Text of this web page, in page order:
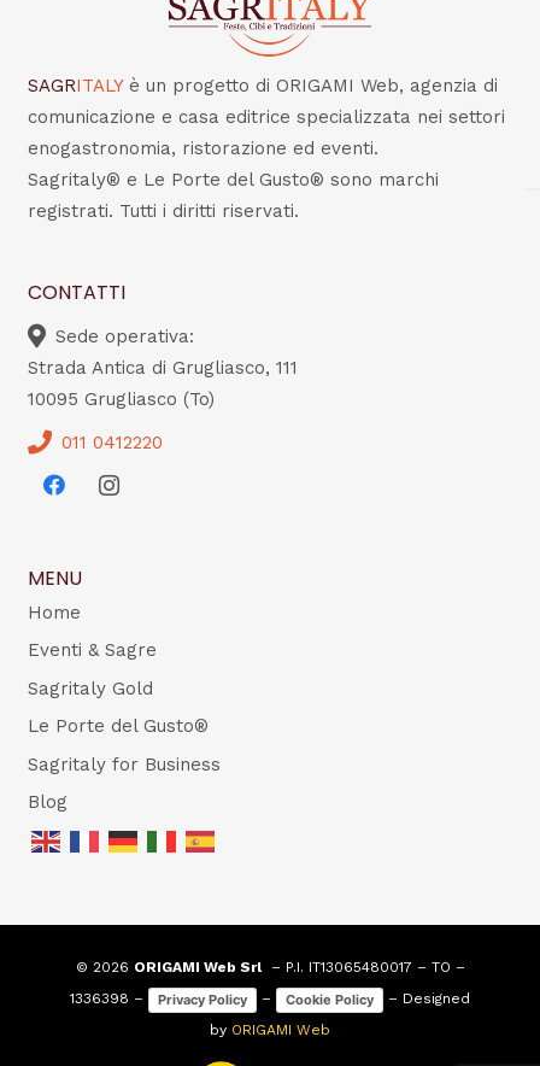
SAGRITALY è un progetto di ORIGAMI Web, agenzia di
comunicazione e casa editrice specializzata nei settori
enogastronomia, ristorazione ed eventi.
Sagritaly® e Le Porte del Gusto® sono marchi
registrati. Tutti i diritti riservati.
CONTATTI
Sede operativa:
Strada Antica di Grugliasco, 111
10095 Grugliasco (To)
011 0412220
MENU
Home
Eventi & Sagre
Sagritaly Gold
Le Porte del Gusto®
Sagritaly for Business
Blog
© 2026 ORIGAMI Web Srl– P.I. IT13065480017 – TO –
1336398 –
Privacy Policy – Cookie Policy
– Designed
by ORIGAMI Web